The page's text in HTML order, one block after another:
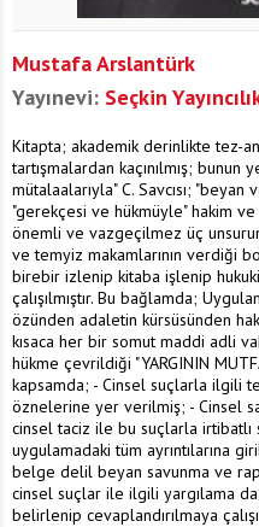
Mustafa Arslantürk
Yayınevi: Seçkin
Kitapta; akademik derinlikte tez-
tartışmalardan kaçınılmış;
mütalaalarıyla" C. Savcısı;
"gerekçesi ve hükmüyle" hakim
önemli ve vazgeçilmez üç
ve temyiz makamlarının verdiği
birebir izlenip kitaba işlenip
çalışılmıştır. Bu bağlamda;
özünden adaletin kürsüsünden
kısaca her bir somut maddi adli
hükme çevrildiği "YARGININ
kapsamda; - Cinsel suçlarla ilgili
öznelerine yer verilmiş; - Cinsel
cinsel taciz ile bu suçlarla
uygulamadaki tüm ayrıntılarına
belge delil beyan savunma ve
cinsel suçlar ile ilgili yargılama da
belirlenip cevaplandırılmaya